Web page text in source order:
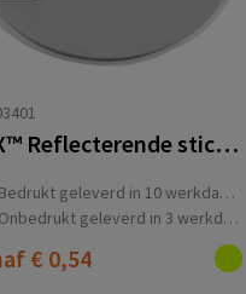
RFX™ Reflecterende sticker rond groot
Bedrukt geleverd in 10 werkdag(en)
Onbedrukt geleverd in 3 werkdag(en)
€ 0,54